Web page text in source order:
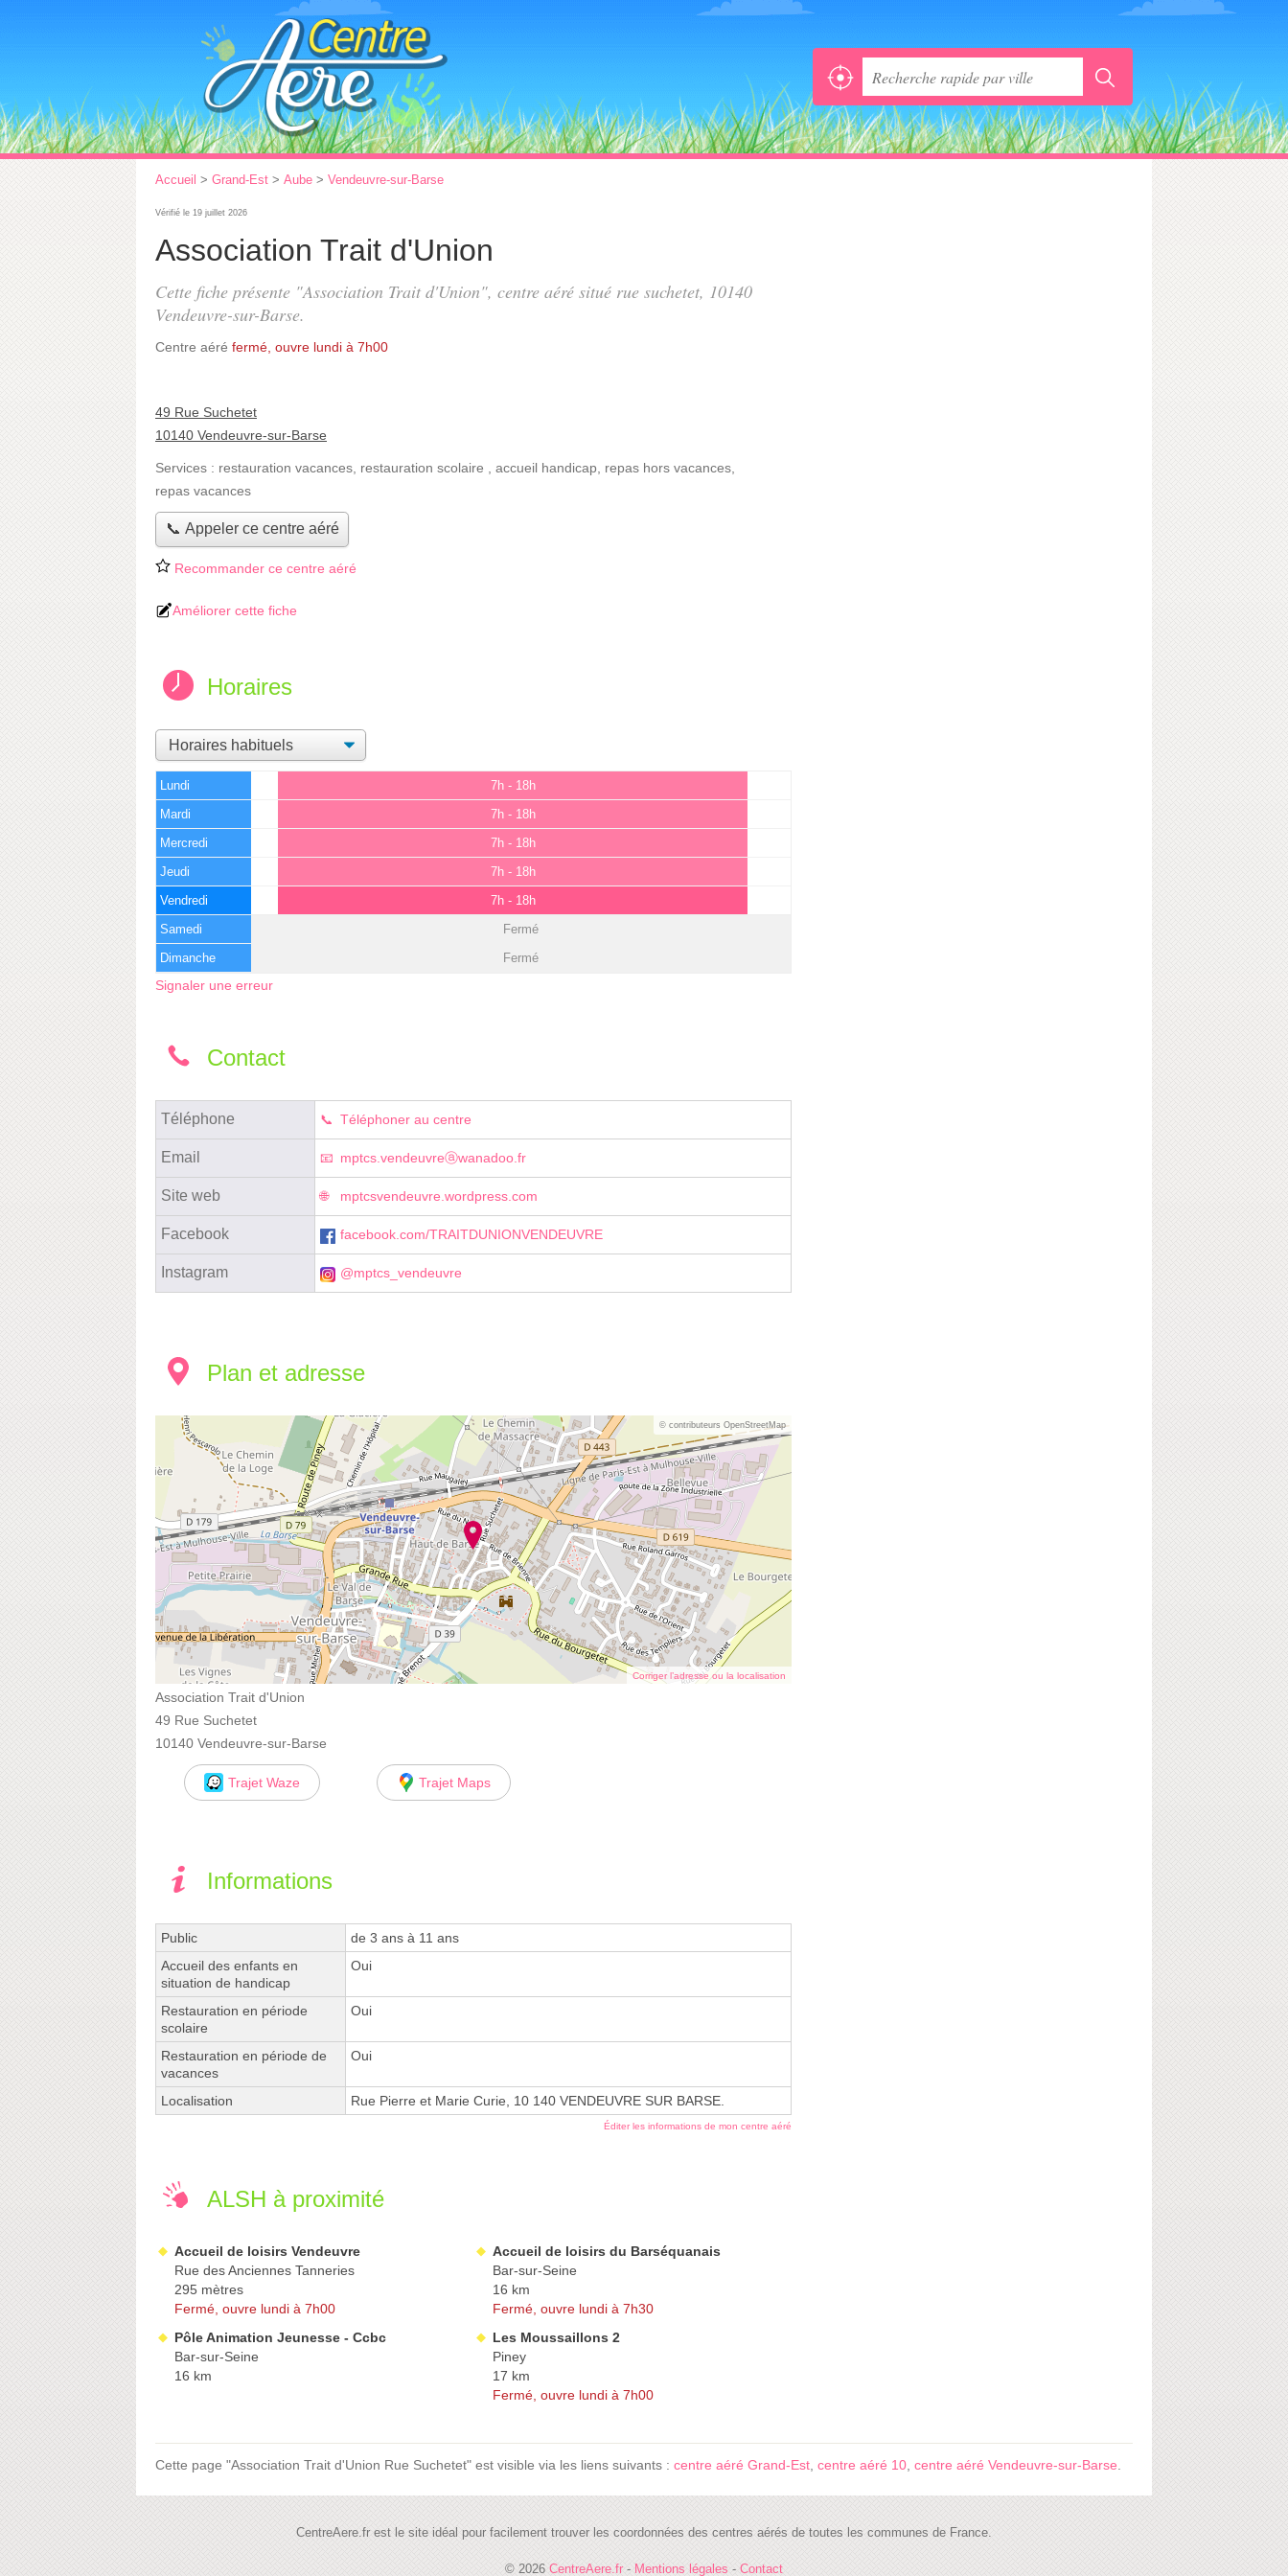
Accueil > Grand-Est > Aube > Vendeuvre-sur-Barse
Vérifié le 19 juillet 2026
Association Trait d'Union
Cette fiche présente "Association Trait d'Union", centre aéré situé rue suchetet, 10140
Vendeuvre-sur-Barse.
Centre aéré fermé, ouvre lundi à 7h00
49 Rue Suchetet
10140 Vendeuvre-sur-Barse
Services : restauration vacances restauration scolaire accueil handicap repas hors vacances
repas vacances
📞 Appeler ce centre aéré
Recommander ce centre aéré
Améliorer cette fiche
Horaires
Lundi 7h - 18h
Mardi 7h - 18h
Mercredi 7h - 18h
Jeudi 7h - 18h
Vendredi 7h - 18h
Samedi Fermé
Dimanche Fermé
Signaler une erreur
Contact
Téléphone Téléphoner au centre
Email mptcs.vendeuvreⓐwanadoo.fr
Site web mptcsvendeuvre.wordpress.com
Facebook facebook.com/TRAITDUNIONVENDEUVRE
Instagram @mptcs_vendeuvre
Plan et adresse
© contributeurs OpenStreetMap
Corriger l’adresse ou la localisation
Association Trait d'Union
49 Rue Suchetet
10140 Vendeuvre-sur-Barse
Trajet Waze Trajet Maps
Informations
Public
de 3 ans à 11 ans
Accueil des enfants en
situation de handicap
Oui
Restauration en période
scolaire
Oui
Restauration en période de
vacances
Oui
Localisation Rue Pierre et Marie Curie, 10 140 VENDEUVRE SUR BARSE.
Éditer les informations de mon centre aéré
ALSH à proximité
Accueil de loisirs Vendeuvre
Rue des Anciennes Tanneries
295 mètres
Fermé, ouvre lundi à 7h00
Accueil de loisirs du Barséquanais
Bar-sur-Seine
16 km
Fermé, ouvre lundi à 7h30
Pôle Animation Jeunesse - Ccbc
Bar-sur-Seine
16 km
Les Moussaillons 2
Piney
17 km
Fermé, ouvre lundi à 7h00
Cette page "Association Trait d'Union Rue Suchetet" est visible via les liens suivants : centre aéré Grand-Est centre aéré 10 centre aéré Vendeuvre-sur-Barse
CentreAere.fr est le site idéal pour facilement trouver les coordonnées des centres aérés de toutes les communes de France.
© 2026 CentreAere.fr - Mentions légales - Contact